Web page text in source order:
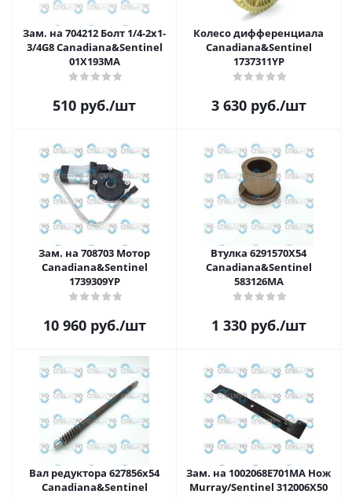
Зам. на 704212 Болт 1/4-2x1-
3/4G8 Canadiana&Sentinel
01X193MA
510 руб./шт
Колесо дифференциала
Canadiana&Sentinel
1737311YP
3 630руб./шт
Зам. на 708703 Мотор
Canadiana&Sentinel
1739309YP
10 960руб./шт
Втулка 6291570X54
Canadiana&Sentinel
583126MA
1 330руб./шт
Вал редуктора 627856x54
Canadiana&Sentinel
Зам. на 1002068E701MA Нож
Murray/Sentinel 312006X50